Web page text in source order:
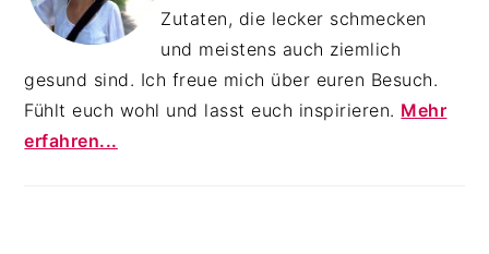
Zutaten, die lecker schmecken
und meistens auch ziemlich
gesund sind. Ich freue mich über euren Besuch.
Fühlt euch wohl und lasst euch inspirieren. Mehr
erfahren...